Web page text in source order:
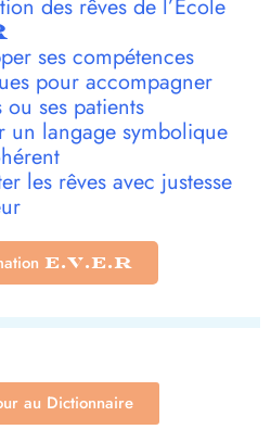
des rêves de l’École
ses compétences
pour accompagner
ou ses patients
un langage symbolique
les rêves avec justesse
E.V.E.R
au Dictionnaire